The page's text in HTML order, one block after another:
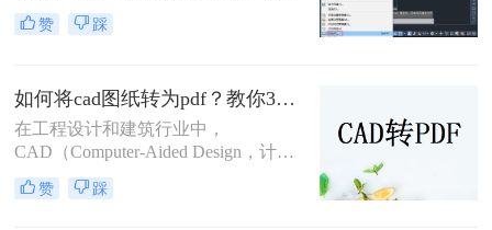
是不可或缺的工具。然而，CAD源文
件（如DWG）的查看和传播严重依
CAD图纸导出为通用的PDF格式成为
了标准流程。PDF文件能完美保留图
纸的矢量信息、图层、比例和布局，
开。那么cad怎么把图纸导出pdf的格
赞 踩
如何将cad图纸转为pdf？教你3种容易学会的方法!
在工程设计和建筑行业中，
CAD（Computer-Aided Design，计算
机辅助设计）图纸的共享和传输是一
项常见的需求。将CAD图纸转换为
赞 踩